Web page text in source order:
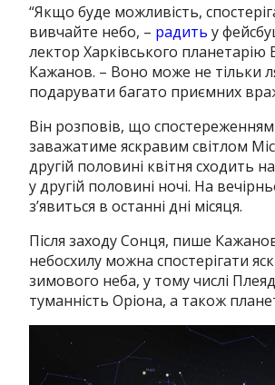
“Якщо буде можливість,
вивчайте небо, – радитьу
лектор Харківського
Кажанов. – Воно може не тільки
подарувати багато приємних
Він розповів, що
заважатиме яскравим світлом
другій половині квітня сходить
у другій половині ночі. На
з’явиться в останні дні місяця.
Після заходу Сонця, пише
небосхилу можна спостерігати
зимового неба, у тому числі
туманність Оріона, а також